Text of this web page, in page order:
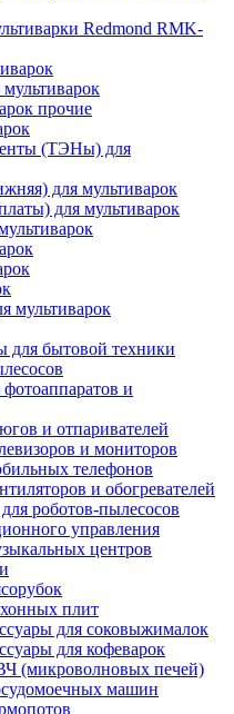
Redmond RMK-
прочие
(ТЭНы) для
для мультиварок
для мультиварок
мультиварок
для бытовой техники
и
и отпаривателей
и мониторов
телефонов
и обогревателей
роботов-пылесосов
управления
центров
плит
для соковыжималок
для кофеварок
(микроволновых печей)
машин